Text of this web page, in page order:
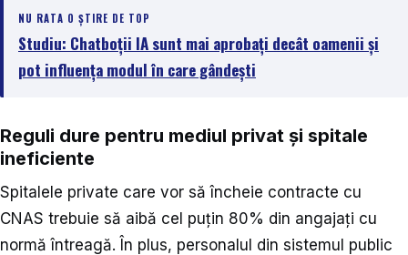
NU RATA O ȘTIRE DE TOP
Studiu: Chatboții IA sunt mai aprobați decât oamenii și
pot influența modul în care gândești
Reguli dure pentru mediul privat și spitale
ineficiente
Spitalele private care vor să încheie contracte cu
CNAS trebuie să aibă cel puțin 80% din angajați cu
normă întreagă. În plus, personalul din sistemul public